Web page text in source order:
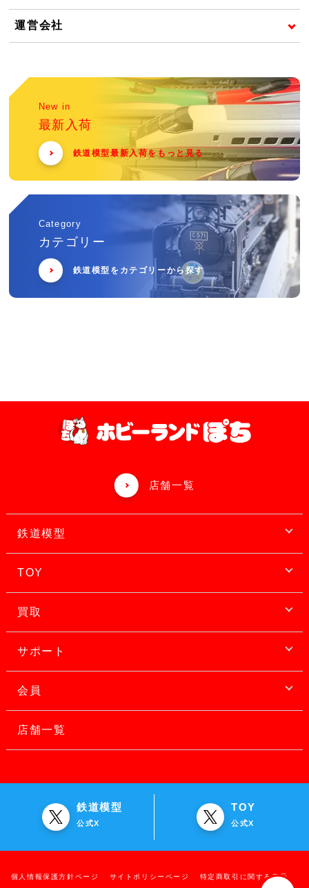
運営会社
New in
最新入荷
鉄道模型最新入荷をもっと見る
Category
カテゴリー
鉄道模型をカテゴリーから探す
店舗一覧
鉄道模型
TOY
買取
サポート
会員
店舗一覧
鉄道模型
公式X
TOY
公式X
個人情報保護方針ページ サイトポリシーページ 特定商取引に関する表示